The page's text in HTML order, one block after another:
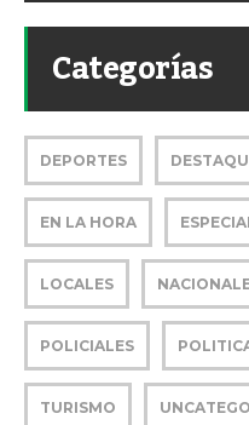
Categorías
DEPORTES
EN LA HORA
LOCALES
POLICIALES
TURISMO